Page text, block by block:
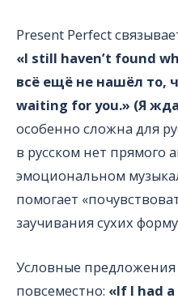
Present Perfect
«I still haven’t found
всё ещё не нашёл то,
waiting for you.» (Я
особенно сложна для
в русском нет прямого
эмоциональном
помогает
заучивания сухих
Условные предложения
повсеместно: «If I had